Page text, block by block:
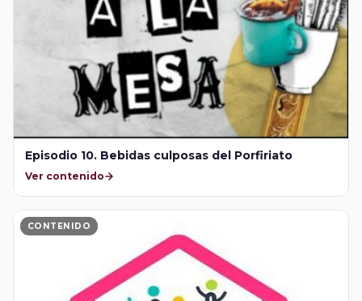
Episodio 10. Bebidas culposas del Porfiriato
Ver contenido
CONTENIDO